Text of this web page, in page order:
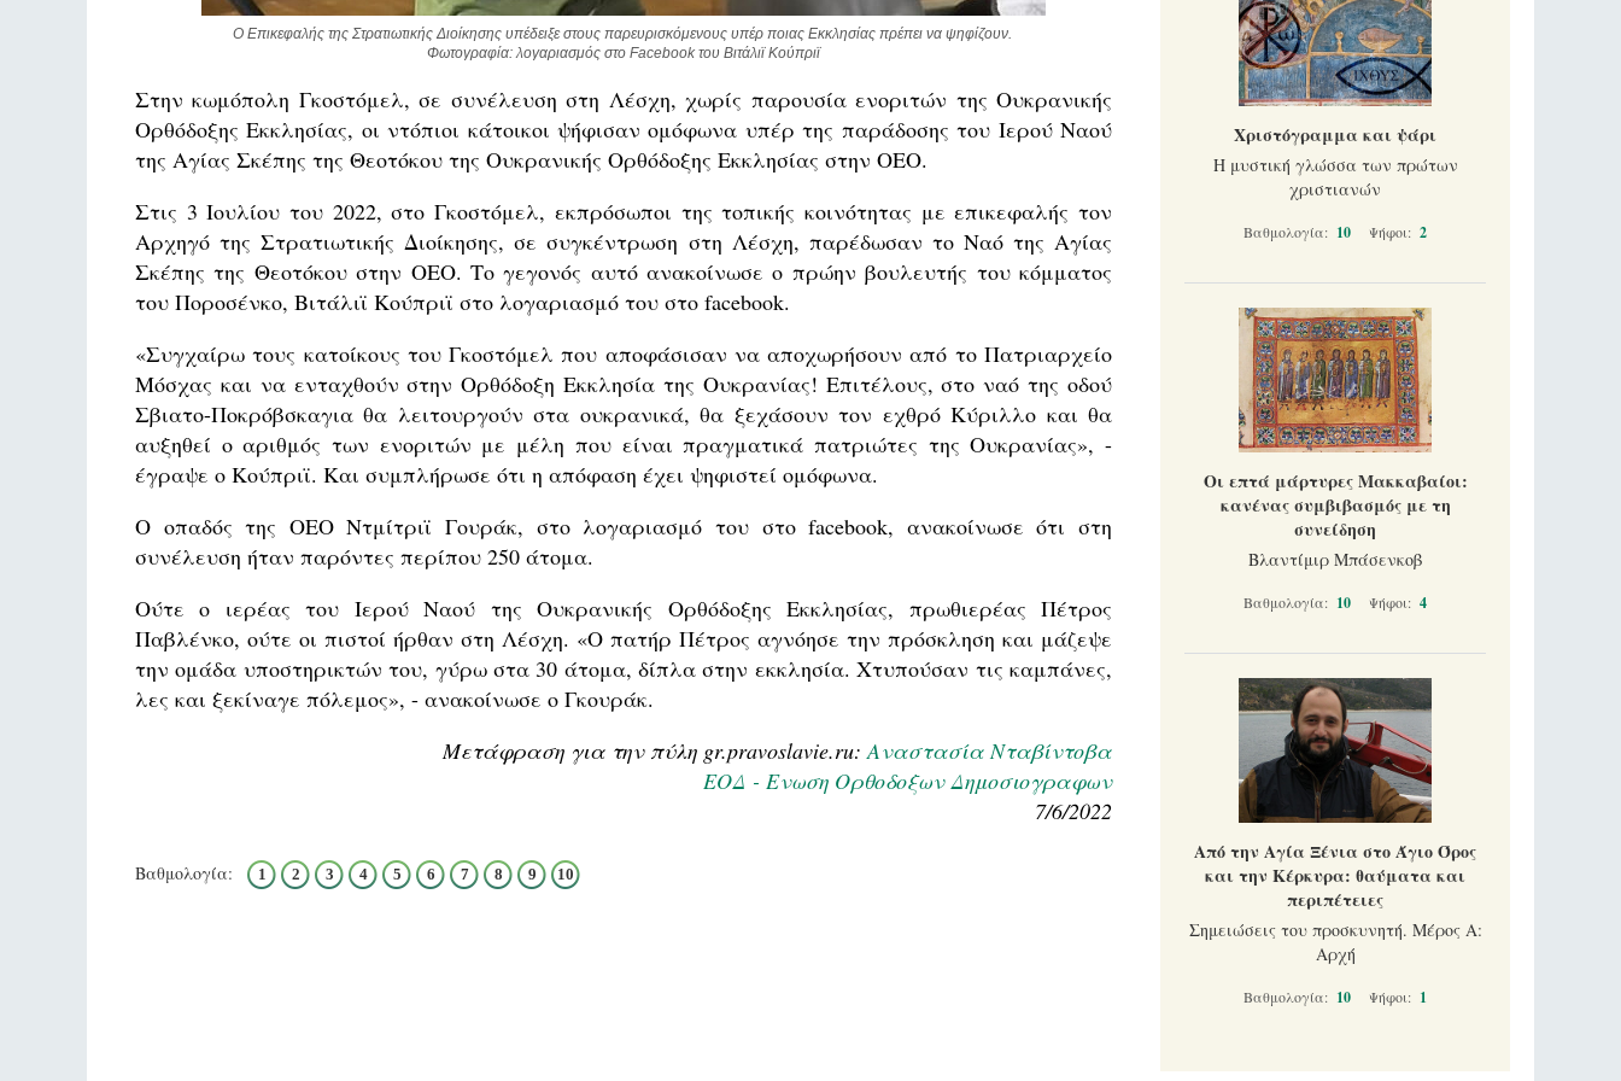
Ο Επικεφαλής της Στρατιωτικής Διοίκησης υπέδειξε στους παρευρισκόμενους υπέρ ποιας Εκκλησίας πρέπει να ψηφίζουν.
Φωτογραφία: λογαριασμός στο Facebook του Βιτάλιϊ Κούπριϊ
Στην κωμόπολη Γκοστόμελ, σε συνέλευση στη Λέσχη, χωρίς παρουσία ενοριτών της Ουκρανικής
Ορθόδοξης Εκκλησίας, οι ντόπιοι κάτοικοι ψήφισαν ομόφωνα υπέρ της παράδοσης του Ιερού Ναού
της Αγίας Σκέπης της Θεοτόκου της Ουκρανικής Ορθόδοξης Εκκλησίας στην ΟΕΟ.
Στις 3 Ιουλίου του 2022, στο Γκοστόμελ, εκπρόσωποι της τοπικής κοινότητας με επικεφαλής τον
Αρχηγό της Στρατιωτικής Διοίκησης, σε συγκέντρωση στη Λέσχη, παρέδωσαν το Ναό της Αγίας
Σκέπης της Θεοτόκου στην ΟΕΟ. Το γεγονός αυτό ανακοίνωσε ο πρώην βουλευτής του κόμματος
του Ποροσένκο, Βιτάλιϊ Κούπριϊ στο λογαριασμό του στο facebook.
«Συγχαίρω τους κατοίκους του Γκοστόμελ που αποφάσισαν να αποχωρήσουν από το Πατριαρχείο
Μόσχας και να ενταχθούν στην Ορθόδοξη Εκκλησία της Ουκρανίας! Επιτέλους, στο ναό της οδού
Σβιατο-Ποκρόβσκαγια θα λειτουργούν στα ουκρανικά, θα ξεχάσουν τον εχθρό Κύριλλο και θα
αυξηθεί ο αριθμός των ενοριτών με μέλη που είναι πραγματικά πατριώτες της Ουκρανίας», -
έγραψε ο Κούπριϊ. Και συμπλήρωσε ότι η απόφαση έχει ψηφιστεί ομόφωνα.
Ο οπαδός της ΟΕΟ Ντμίτριϊ Γουράκ, στο λογαριασμό του στο facebook, ανακοίνωσε ότι στη
συνέλευση ήταν παρόντες περίπου 250 άτομα.
Ούτε ο ιερέας του Ιερού Ναού της Ουκρανικής Ορθόδοξης Εκκλησίας, πρωθιερέας Πέτρος
Παβλένκο, ούτε οι πιστοί ήρθαν στη Λέσχη. «Ο πατήρ Πέτρος αγνόησε την πρόσκληση και μάζεψε
την ομάδα υποστηρικτών του, γύρω στα 30 άτομα, δίπλα στην εκκλησία. Χτυπούσαν τις καμπάνες,
λες και ξεκίναγε πόλεμος», - ανακοίνωσε ο Γκουράκ.
Μετάφραση για την πύλη gr.pravoslavie.ru:Αναστασία Νταβίντοβα
ΕΟΔ - Ενωση Ορθοδοξων Δημοσιογραφων
7/6/2022
Βαθμολογία: 1 2 3 4 5 6 7 8 9 10
Χριστόγραμμα και ψάρι
Η μυστική γλώσσα των πρώτων
χριστιανών
Βαθμολογία: 10 Ψήφοι: 2
Οι επτά μάρτυρες Μακκαβαίοι:
κανένας συμβιβασμός με τη
συνείδηση
Βλαντίμιρ Μπάσενκοβ
Βαθμολογία: 10 Ψήφοι: 4
Από την Αγία Ξένια στο Άγιο Όρος
και την Κέρκυρα: θαύματα και
περιπέτειες
Σημειώσεις του προσκυνητή. Μέρος Α:
Αρχή
Βαθμολογία: 10 Ψήφοι: 1